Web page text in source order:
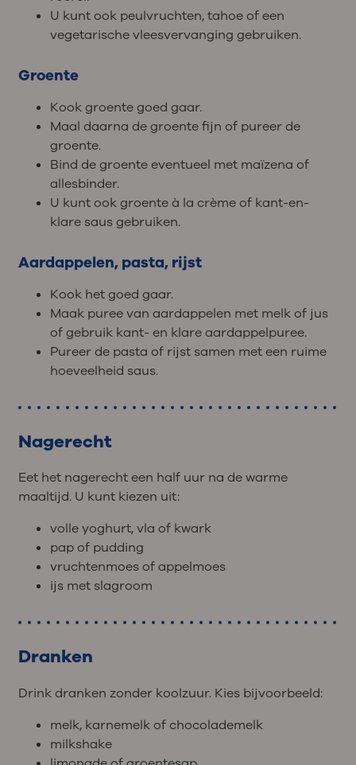
U kunt ook peulvruchten, tahoe of een
vegetarische vleesvervanging gebruiken.
Groente
Kook groente goed gaar.
Maal daarna de groente fijn of pureer de
groente.
Bind de groente eventueel met maïzena of
allesbinder.
U kunt ook groente à la crème of kant-en-
klare saus gebruiken.
Aardappelen, pasta, rijst
Kook het goed gaar.
Maak puree van aardappelen met melk of jus
of gebruik kant- en klare aardappelpuree.
Pureer de pasta of rijst samen met een ruime
hoeveelheid saus.
Nagerecht
Eet het nagerecht een half uur na de warme
maaltijd. U kunt kiezen uit:
volle yoghurt, vla of kwark
pap of pudding
vruchtenmoes of appelmoes
ijs met slagroom
Dranken
Drink dranken zonder koolzuur. Kies bijvoorbeeld:
melk, karnemelk of chocolademelk
milkshake